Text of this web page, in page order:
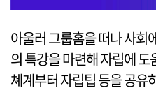
아울러 그룹홈을 떠나 사회
의 특강을 마련해 자립에
쳬계부터 자립팁 등을 공유